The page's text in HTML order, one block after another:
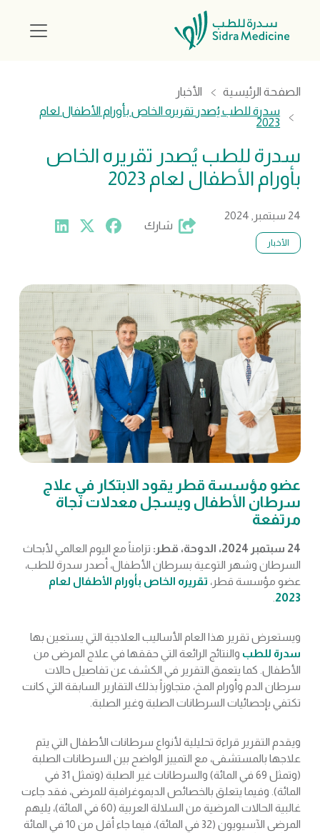
الصفحة الرئيسية
الأخبار
سدرة للطب يُصدر تقريره الخاص بأورام الأطفال لعام
2023
سدرة للطب يُصدر تقريره الخاص
بأورام الأطفال لعام 2023
24 سبتمبر, 2024
الأخبار
شارك
عضو مؤسسة قطر يقود الابتكار في علاج
سرطان الأطفال ويسجل معدلات نجاة
مرتفعة
24 سبتمبر 2024، الدوحة، قطر:
تزامناً مع اليوم العالمي لأبحاث
السرطان وشهر التوعية بسرطان الأطفال، أصدر سدرة للطب،
عضو مؤسسة قطر، تقريره الخاص بأورام الأطفال لعام
2023
ويستعرض تقرير هذا العام الأساليب العلاجية التي يستعين بها
سدرة للطب والنتائج الرائعة التي حققها في علاج المرضى من
الأطفال. كما يتعمق التقرير في الكشف عن تفاصيل حالات
سرطان الدم وأورام المخ، متجاوزاً بذلك التقارير السابقة التي كانت
تكتفي بإحصائيات السرطانات الصلبة وغير الصلبة.
ويقدم التقرير قراءة تحليلية لأنواع سرطانات الأطفال التي يتم
علاجها بالمستشفى، مع التمييز الواضح بين السرطانات الصلبة
(وتمثل 69 في المائة) والسرطانات غير الصلبة (وتمثل 31 في
المائة). وفيما يتعلق بالخصائص الديموغرافية للمرضى، فقد جاءت
غالبية الحالات المرضية من السلالة العربية (60 في المائة)، يليهم
المرضى الآسيويون (32 في المائة)، فيما جاء أقل من 10 في المائة